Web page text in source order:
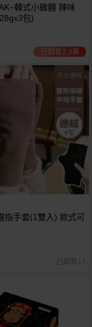
韓式小雞麵 辣味
包)
已銷售2.3萬
指手套(1雙入) 款式可
已銷售17